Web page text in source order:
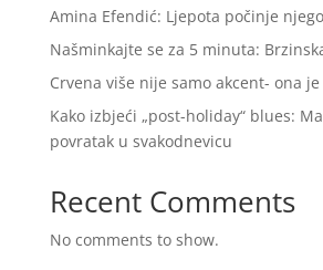
Amina Efendić: Ljepota počinje
Našminkajte se za 5 minuta:
Crvena više nije samo akcent- ona
Kako izbjeći „post-holiday“ blues:
povratak u svakodnevicu
Recent Comments
No comments to show.